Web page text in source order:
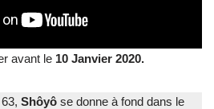
avant le 10 Janvier 2020.
Shôyô se donne à fond dans le